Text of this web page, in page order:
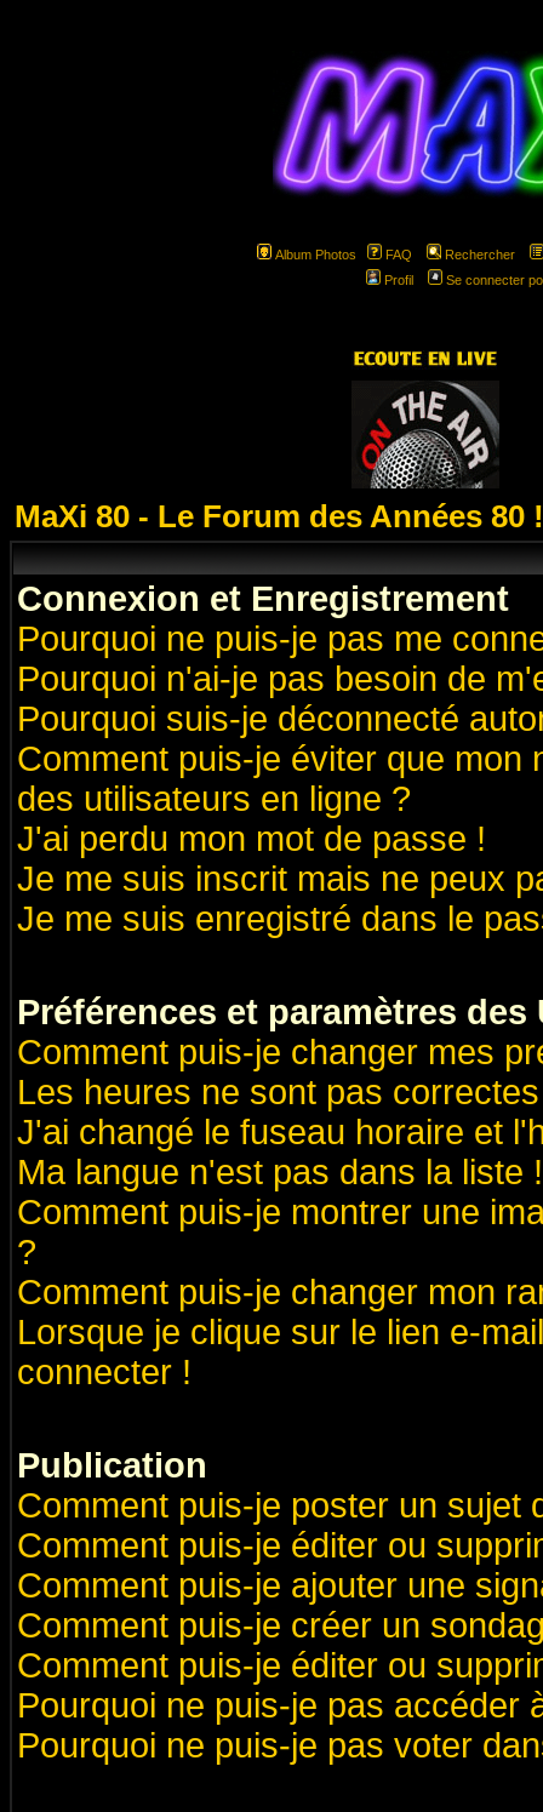
Album Photos FAQ
Rechercher
Profil
Se connecter
MaXi 80 - Le Forum des Années
Connexion et Enregistrement
Pourquoi ne puis-je pas me
Pourquoi n'ai-je pas besoin de
Pourquoi suis-je déconnecté
Comment puis-je éviter que mon
des utilisateurs en ligne ?
J'ai perdu mon mot de passe !
Je me suis inscrit mais ne peux
Je me suis enregistré dans le
Préférences et paramètres
Comment puis-je changer mes
Les heures ne sont pas
J'ai changé le fuseau horaire et
Ma langue n'est pas dans la liste !
Comment puis-je montrer une
?
Comment puis-je changer mon
Lorsque je clique sur le lien e-
connecter !
Publication
Comment puis-je poster un sujet
Comment puis-je éditer ou
Comment puis-je ajouter une
Comment puis-je créer un
Comment puis-je éditer ou
Pourquoi ne puis-je pas accéder
Pourquoi ne puis-je pas voter